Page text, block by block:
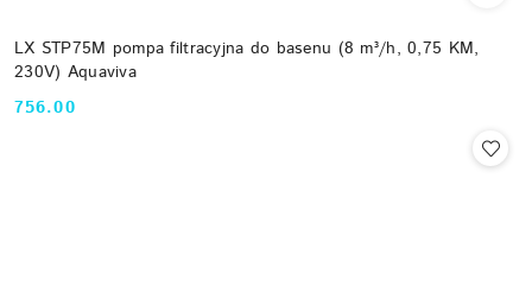
LX STP75M pompa filtracyjna do basenu (8 m³/h, 0,75 KM,
230V) Aquaviva
Cena:
756.00